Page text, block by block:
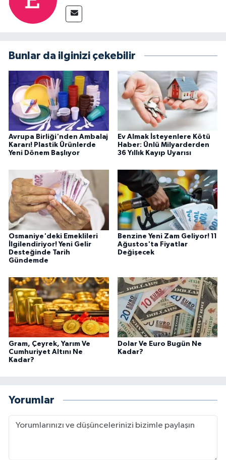
Bunlar da ilginizi çekebilir
Avrupa Birliği'nden Ambalaj
Kararı! Plastik Ürünlerde
Yeni Dönem Başlıyor
Ev Almak İsteyenlere Kötü
Haber: Ünlü Milyarderden
36 Yıllık Kayıp Uyarısı
Osmaniye'deki Emeklileri
İlgilendiriyor! Yeni Gelir
Desteğinde Tarih
Gündemde
Benzine Yeni Zam Geliyor! 11
Ağustos'ta Fiyatlar
Değişecek
Gram, Çeyrek, Yarım Ve
Cumhuriyet Altını Ne
Kadar?
Dolar Ve Euro Bugün Ne
Kadar?
Yorumlar